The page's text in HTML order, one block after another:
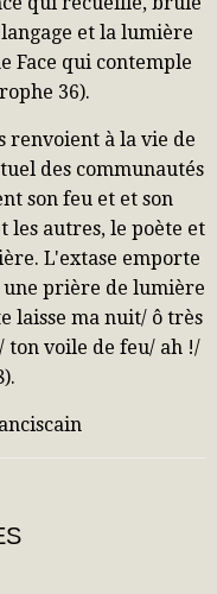
et la lumière
Face qui contemple
36).
renvoient à la vie de
des communautés
son feu et et son
les autres, le poète et
L'extase emporte
prière de lumière
laisse ma nuit/ ô très
ton voile de feu/ ah !/